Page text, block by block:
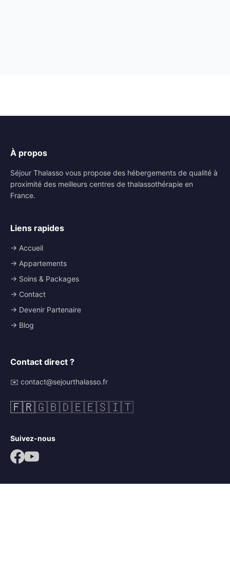
À propos
Séjour Thalasso vous propose des hébergements de qualité à
proximité des meilleurs centres de thalassothérapie en
France.
Liens rapides
→ Accueil
→ Appartements
→ Soins & Packages
→ Contact
→ Devenir Partenaire
→ Blog
Contact direct ?
✉️ contact@sejourthalasso.fr
🇫🇷🇬🇧🇩🇪🇪🇸🇮🇹
Suivez-nous